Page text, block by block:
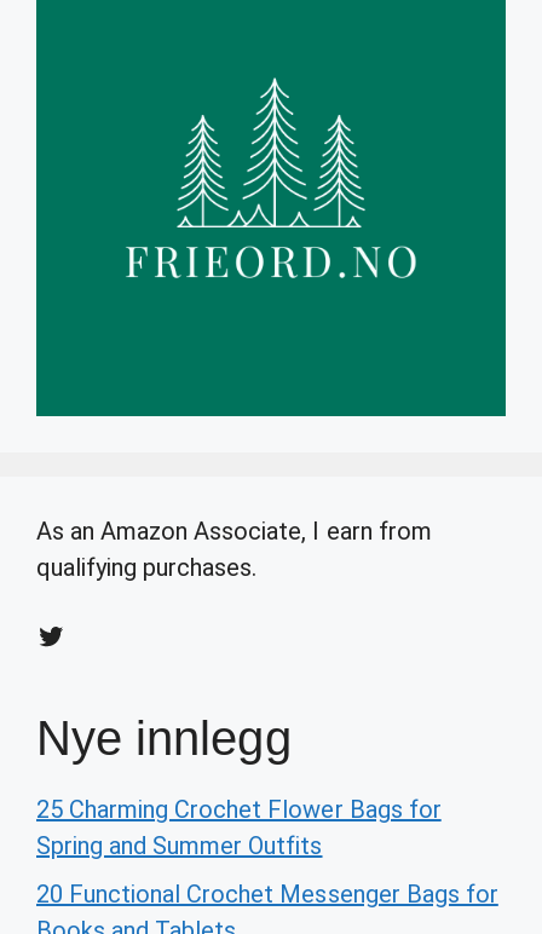
As an Amazon Associate, I earn from
qualifying purchases.
Twitter
Nye innlegg
25 Charming Crochet Flower Bags for
Spring and Summer Outfits
20 Functional Crochet Messenger Bags for